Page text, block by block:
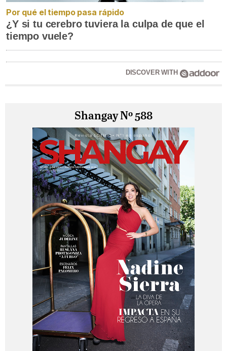
Por qué el tiempo pasa rápido
¿Y si tu cerebro tuviera la culpa de que el
tiempo vuele?
DISCOVER WITH
Shangay Nº 588